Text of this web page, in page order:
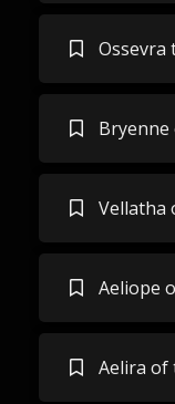
Ossevra
Vellatha
Aeliope
Aelira of